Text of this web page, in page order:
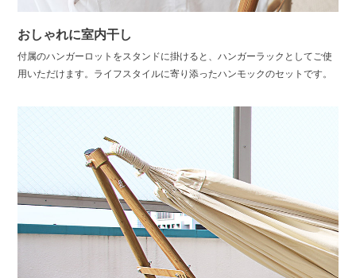
おしゃれに室内干し
付属のハンガーロットをスタンドに掛けると、ハンガーラックとしてご使
用いただけます。ライフスタイルに寄り添ったハンモックのセットです。